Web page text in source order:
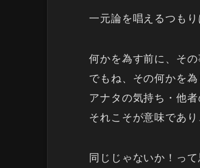
一元論を唱えるつも
何かを為す前に、そ
でもね、その何かを
アナタの気持ち・他者
それこそが意味であり
同じじゃないか！っ